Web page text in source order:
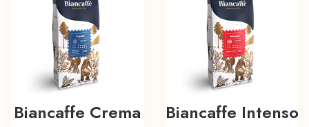
Biancaffe Crema
Biancaffe Intenso